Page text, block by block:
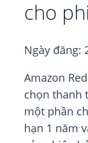
cho
Ngày đăng:
Amazon
chọn thanh
một phần
hạn 1 năm